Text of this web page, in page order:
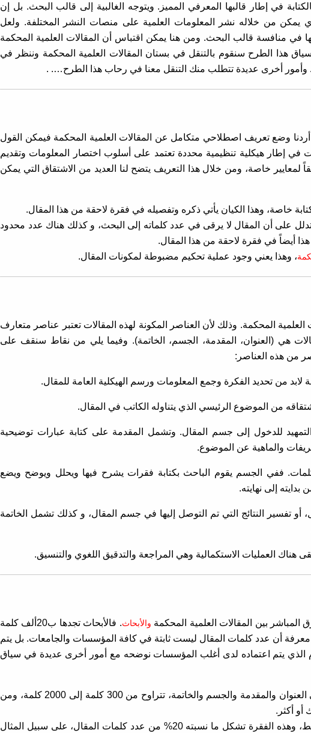
في إطار قالبها المعرفي المميز. ويتوجه الغالبية إلى قالب البحث. بل إن
يمكن من خلاله نشر المعلومات العلمية على منصات النشر المختلفة. ولعل
في منافسة قالب البحث. ومن هنا يمكن اقتباس أن المقالات العلمية المحكمة
هذا الطرح سنقوم بالتنقل في بستان المقالات العلمية المحكمة وننظر في
وأمور أخرى عديدة تتطلب منك التنقل معنا في رحاب هذا الطرح…. .
أردنا وضع تعريف اصطلاحي متكامل عن المقالات العلمية المحكمة فيمكن القول
في إطار هيكلية تنظيمية محددة تعتمد على أسلوب اختصار المعلومات وتقديم
لمعايير خاصة، ومن خلال هذا التعريف يتضح لنا العديد من الاشتقاق التي يمكن
خاصة، وهذا الكيان يأتي ذكره وتفصيله في فقرة لاحقة من هذا المقال.
تدلل على أن المقال لا يرقى في عدد كلماته إلى البحث، و كذلك هناك عدد محدود
أيضاً في فقرة لاحقة من هذا المقال.
، وهذا يعني وجود عملية تحكيم مضبوطة لمكونات المقال.
المحكمة. وذلك لأن العناصر المكونة لهذه المقالات تعتبر عناصر متعارف
هي (العنوان، المقدمة، الجسم، الخاتمة). وفيما يلي من نقاط سنقف على
من هذه العناصر:
لابد من تحديد الفكرة وجمع المعلومات ورسم الهيكلية العامة للمقال.
اشتقاقه من الموضوع الرئيسي الذي يتناوله الكاتب في المقال.
للدخول إلى جسم المقال. وتشمل المقدمة على كتابة عبارات توضيحية
والماهية عن الموضوع.
ففي الجسم يقوم الباحث بكتابة فقرات يشرح فيها ويحلل ويوضح ويضع
إلى نهايته.
أو تفسير النتائج التي تم التوصل إليها في جسم المقال، و كذلك تشمل الخاتمة
هناك العمليات الاستكمالية وهي المراجعة والتدقيق اللغوي والتنسيق.
المباشر بين المقالات العلمية المحكمة والأبحاث
. فالأبحاث تجدها ب20ألف كلمة
أن عدد كلمات المقال ليست ثابتة في كافة المؤسسات والجامعات. بل يتم
الذي يتم اعتماده لدى أغلب المؤسسات نوضحه مع أمور أخرى عديدة في سياق
عدد كلمات المقال كله من البداية للنهاية شاملاً على العنوان والمقدمة والجسم والخاتمة، تتراوح من 300 كلمة إلى 2000 كلمة، ومن
أو أكثر.
المقدمة في المقال تكون عبارة عن فقرة واحدة فقط، وهذه الفقرة تشكل ما نسبته 20% من عدد كلمات المقال، على سبيل المثال